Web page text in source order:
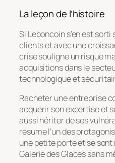
La leçon de l’histoire
Si Leboncoin s’en est
clients et avec une
crise souligne un risque
acquisitions dans le
technologique et
Racheter une entreprise
acquérir son expertise et
aussi hériter de ses
résume l’un des
une petite porte et se
Galerie des Glaces sans